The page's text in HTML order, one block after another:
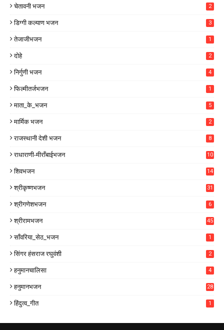
चेतावनी भजन 2
डिग्गी कल्याण भजन 3
तेजाजीभजन 1
दोहे 2
निर्गुणी भजन 4
फिल्मीतर्जभजन 1
माता_के_भजन 5
मार्मिक भजन 2
राजस्थानी देशी भजन 8
राधाराणी-मीराँबाईभजन 10
शिवभजन 14
श्रीकृष्णभजन 31
श्रीगणेशभजन 6
श्रीरामभजन 45
साँवरिया_सेठ_भजन 1
सिंगर हंसराज रघुवंशी 2
हनुमानचालिसा 4
हनुमानभजन 28
हिंदुत्व_गीत 1